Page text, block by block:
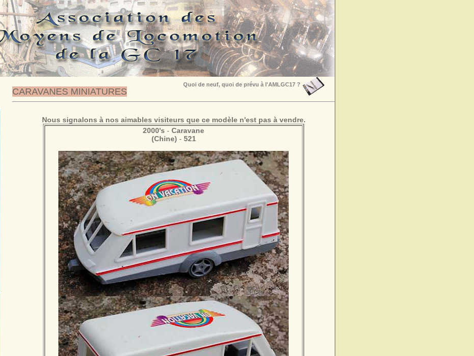
CARAVANES MINIATURES
Quoi de neuf, quoi de prévu à l'AMLGC17 ?
Nous signalons à nos aimables visiteurs que ce modèle n'est pas à vendre.
2000's - Caravane
(Chine) - 521